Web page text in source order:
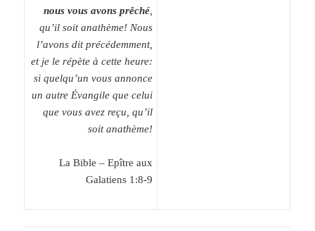
nous vous avons prêché
qu’il soit anathème! Nous
l’avons dit précédemment,
et je le répète à cette heure:
si quelqu’un vous annonce
un autre Évangile que celui
que vous avez reçu, qu’il
soit anathème!
La Bible – Epître aux
Galatiens 1:8-9